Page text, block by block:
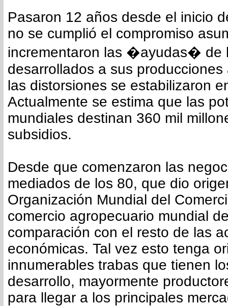
Pasaron 12 años desde el inicio
no se cumplió el compromiso
incrementaron las �ayudas� de
desarrollados a sus
las distorsiones se estabilizaron
Actualmente se estima que las
mundiales destinan 360 mil
subsidios.
Desde que comenzaron las
mediados de los 80, que dio
Organización Mundial del
comercio agropecuario mundial
comparación con el resto de las
económicas. Tal vez esto tenga
innumerables trabas que tienen
desarrollo, mayormente
para llegar a los principales